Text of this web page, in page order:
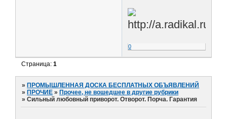
0
Страница:1
» ПРОМЫШЛЕННАЯ ДОСКА БЕСПЛАТНЫХ ОБЪЯВЛЕНИЙ
» ПРОЧИЕ » Прочее, не вошедшее в другие рубрики
»Сильный любовный приворот. Отворот. Порча. Гарантия